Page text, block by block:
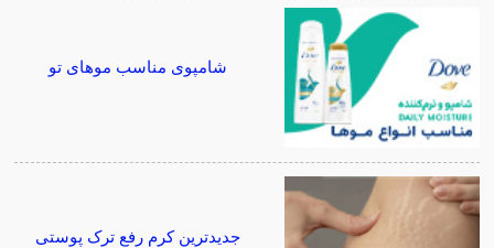
شامپوی مناسب موهای تو
جدیدترین کرم رفع ترک پوستی